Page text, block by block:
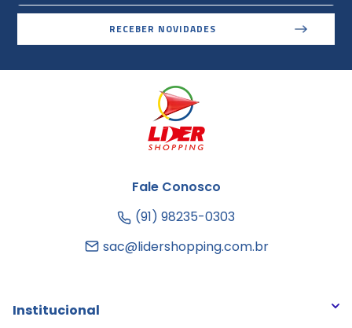
RECEBER NOVIDADES
Fale Conosco
(91) 98235-0303
sac@lidershopping.com.br
Institucional